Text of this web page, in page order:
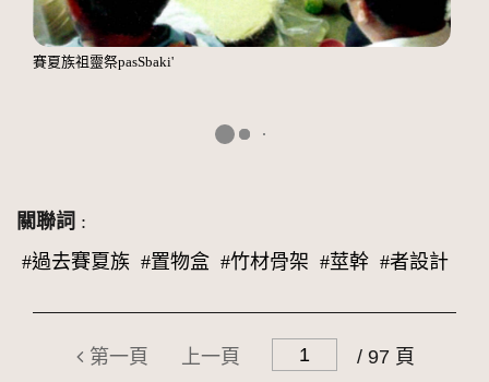
賽夏族祖靈祭pasSbaki'
關聯詞 :
#過去賽夏族 #置物盒 #竹材骨架 #莖幹 #者設計
第一頁 上一頁 / 97 頁